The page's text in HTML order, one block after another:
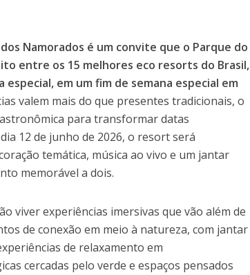
Namorados é um convite que o Parque do
entre os 15 melhores eco resorts do Brasil,
em um fim de semana especial em
valem mais do que presentes tradicionais, o
para transformar datas
12 de junho de 2026, o resort será
temática, música ao vivo e um jantar
memorável a dois.
viver experiências imersivas que vão além de
de conexão em meio à natureza, com jantar
de relaxamento em
cercadas pelo verde e espaços pensados